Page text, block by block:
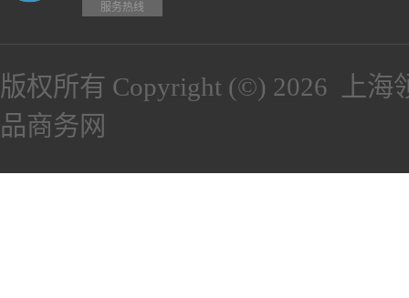
服务热线
版权所有 Copyright (©) 2026
上
品商务网